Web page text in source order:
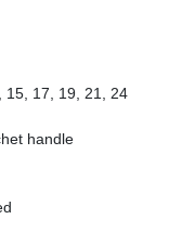
15, 17, 19, 21, 24
handle